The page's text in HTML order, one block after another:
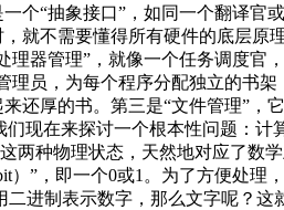
个“抽象接口”，如同一个翻译官
就不需要懂得所有硬件的底层原
理器管理”，就像一个任务调度官
理员，为每个程序分配独立的书
还厚的书。第三是“文件管理”，
们现在来探讨一个根本性问题：
两种物理状态，天然地对应了数
）”，即一个0或1。为了方便处理
二进制表示数字，那么文字呢？